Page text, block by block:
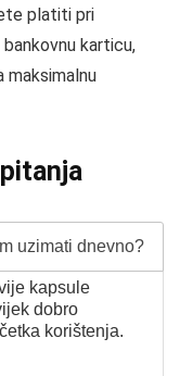
platiti pri
karticu,
maksimalnu
uzimati dnevno?
kapsule
dobro
korištenja.